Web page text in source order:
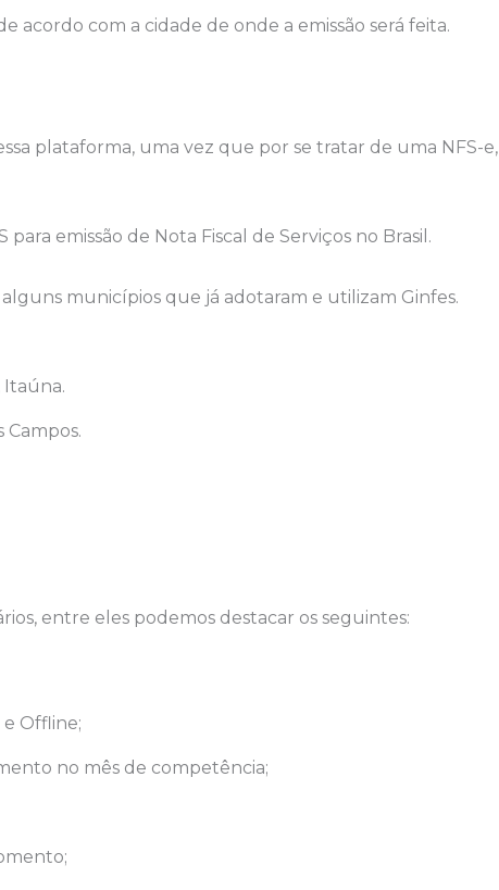
acordo com a cidade de onde a emissão será feita.
plataforma, uma vez que por se tratar de uma NFS-e,
emissão de Nota Fiscal de Serviços no Brasil.
municípios que já adotaram e utilizam Ginfes.
Itaúna.
Campos.
entre eles podemos destacar os seguintes:
Offline;
no mês de competência;